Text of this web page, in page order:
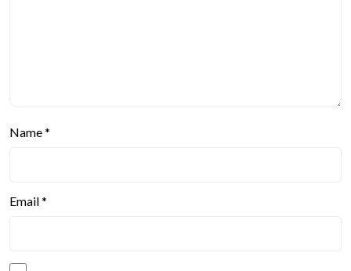
Name*
Email*